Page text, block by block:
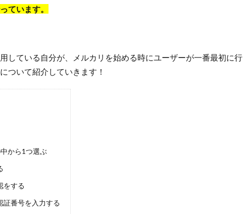
ています。
している自分が、メルカリを始める時にユーザーが一番最初に行
について紹介していきます！
から1つ選ぶ
をする
番号を入力する